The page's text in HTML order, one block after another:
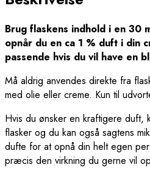
ml
-
107
Brug flaskens indhold i en 30
opnår du en ca 1 % duft i din
passende hvis du vil have en
Må aldrig anvendes direkte fra
med olie eller creme. Kun til
Hvis du ønsker en kraftigere duft,
flasker og du kan også sagtens
dufte for at opnå din helt egen
præcis den virkning du gerne vil